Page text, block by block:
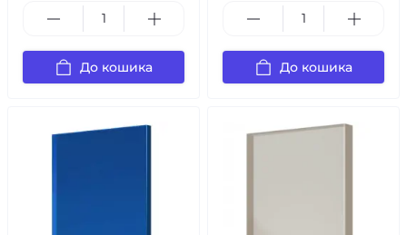
До кошика До кошика